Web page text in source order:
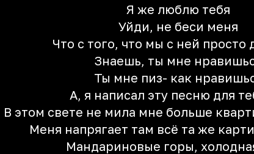
Я же люблю тебя
Уйди, не беси меня
Что с того, что мы с ней просто
Знаешь, ты мне
Ты мне пиз- как
А, я написал эту песню для
В этом свете не мила мне больше
Меня напрягает там всё та же
Мандариновые горы,